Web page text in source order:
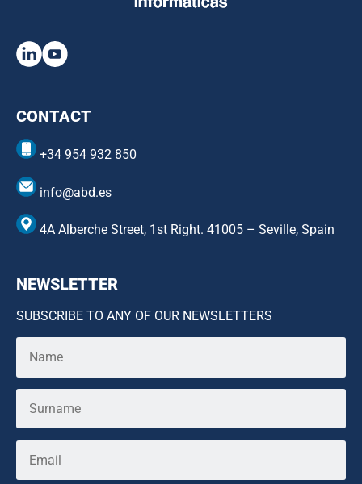
CONTACT
+34 954 932 850
info@abd.es
4A Alberche Street, 1st Right. 41005 – Seville, Spain
NEWSLETTER
SUBSCRIBE TO ANY OF OUR NEWSLETTERS